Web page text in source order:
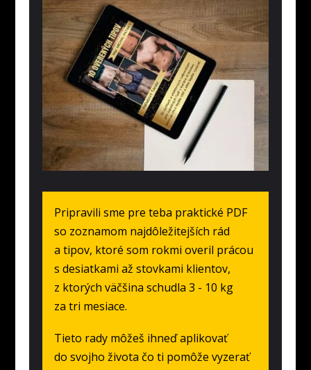
Pripravili sme pre teba praktické PDF
so zoznamom najdôležitejších rád
a tipov, ktoré som rokmi overil prácou
s desiatkami až stovkami klientov,
z ktorých väčšina schudla 3 - 10 kg
za tri mesiace.
Tieto rady môžeš ihneď aplikovať
do svojho života čo ti pomôže vyzerať